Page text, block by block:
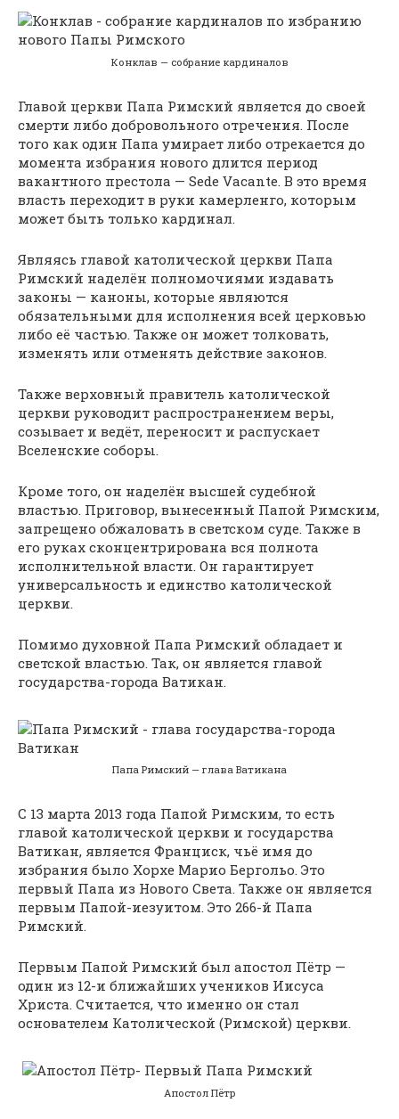
Конклав — собрание кардиналов
Главой церкви Папа Римский является до своей
смерти либо добровольного отречения. После
того как один Папа умирает либо отрекается до
момента избрания нового длится период
вакантного престола — Sede Vacante. В это время
власть переходит в руки камерленго, которым
может быть только кардинал.
Являясь главой католической церкви Папа
Римский наделён полномочиями издавать
законы — каноны, которые являются
обязательными для исполнения всей церковью
либо её частью. Также он может толковать,
изменять или отменять действие законов.
Также верховный правитель католической
церкви руководит распространением веры,
созывает и ведёт, переносит и распускает
Вселенские соборы.
Кроме того, он наделён высшей судебной
властью. Приговор, вынесенный Папой Римским,
запрещено обжаловать в светском суде. Также в
его руках сконцентрирована вся полнота
исполнительной власти. Он гарантирует
универсальность и единство католической
церкви.
Помимо духовной Папа Римский обладает и
светской властью. Так, он является главой
государства-города Ватикан.
Папа Римский — глава Ватикана
С 13 марта 2013 года Папой Римским, то есть
главой католической церкви и государства
Ватикан, является Франциск, чьё имя до
избрания было Хорхе Марио Бергольо. Это
первый Папа из Нового Света. Также он является
первым Папой-иезуитом. Это 266-й Папа
Римский.
Первым Папой Римский был апостол Пётр —
один из 12-и ближайших учеников Иисуса
Христа. Считается, что именно он стал
основателем Католической (Римской) церкви.
Апостол Пётр